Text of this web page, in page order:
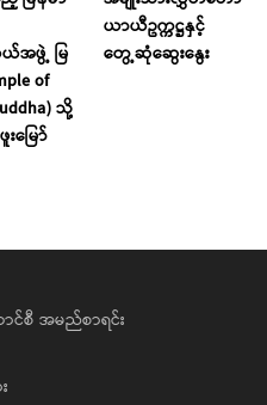
အဖွဲ့ မြ
of
သို့
မြော်
ယာယီဥက္ကဋ္ဌနှင့်
တွေ့ဆုံဆွေးနွေး
င်စီ အမည်စာရင်း